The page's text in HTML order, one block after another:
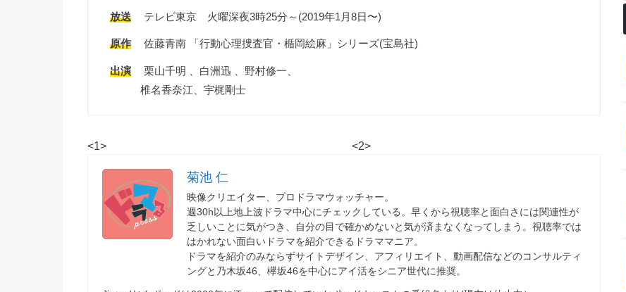
放送 テレビ東京 火曜深夜3時25分～(2019年1月8日〜)
原作 佐藤青南 「行動心理捜査官・楯岡絵麻」シリーズ(宝島社)
出演
栗山千明 、白洲迅 、野村修一、
椎名香奈江、宇梶剛士
<1> <2>
菊池 仁
映像クリエイター、プロドラマウォッチャー。
週30h以上地上波ドラマ中心にチェックしている。早くから視聴率と面白さには関連性が
乏しいことに気がつき、自分の目で確かめないと気が済まなくなってしまう。視聴率では
はかれない面白いドラマを紹介できるドラママニア。
ドラマを紹介のみならずサイトデザイン、アフィリエイト、動画配信などのコンサルティ
ングと乃木坂46、欅坂46を中心にアイ活をシニア世代に推奨。